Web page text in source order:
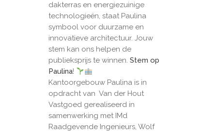
dakterras en energiezuinige
technologieën, staat Paulina
symbool voor duurzame en
innovatieve architectuur. Jouw
stem kan ons helpen de
publieksprijs te winnen. Stem op
Paulina!
Kantoorgebouw Paulina is in
opdracht van Van der Hout
Vastgoed gerealiseerd in
samenwerking met IMd
Raadgevende Ingenieurs, Wolf